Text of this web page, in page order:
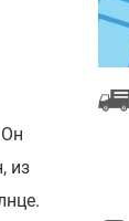
из